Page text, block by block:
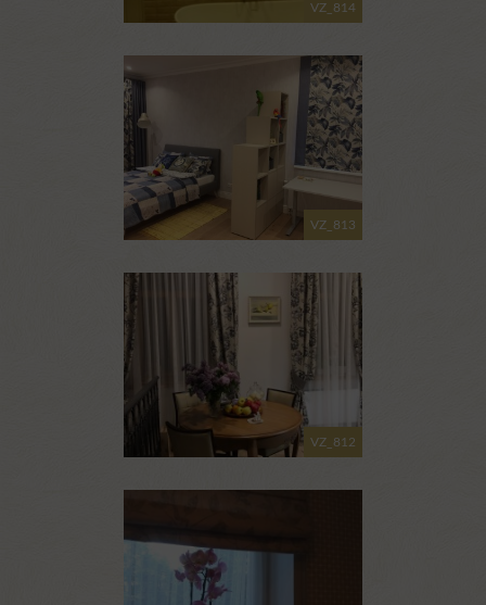
VZ_814
VZ_813
VZ_812